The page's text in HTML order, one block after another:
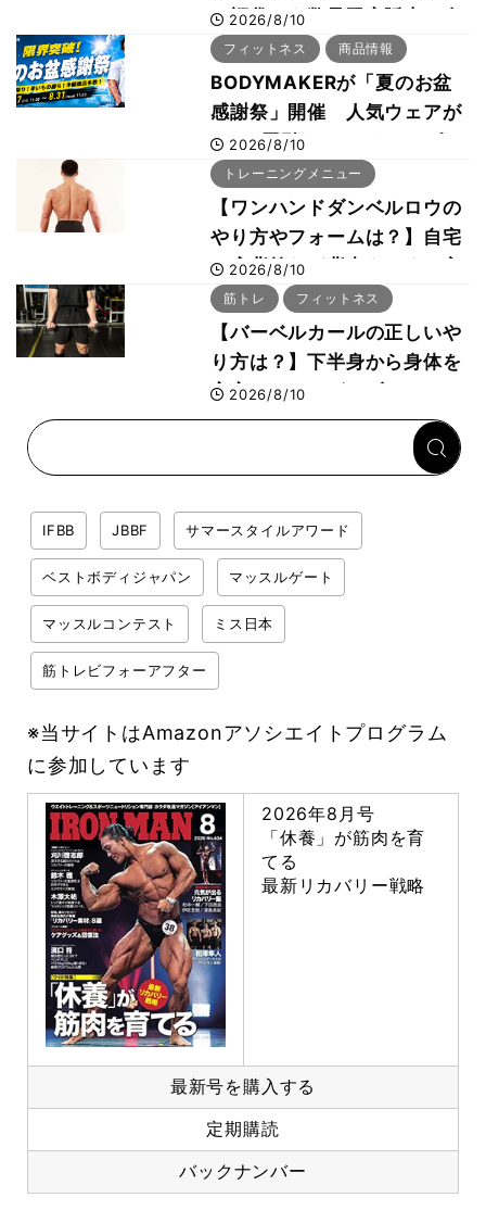
ー福袋」を数量限定販売 次
回使える1000円OFFクーポ
ンも
2026/8/10
フィットネス 商品情報
BODYMAKERが「夏のお盆
感謝祭」開催 人気ウェアが
1000円引き、UVクールポン
チョは半額の990円に
2026/8/10
トレーニングメニュー
【ワンハンドダンベルロウの
やり方やフォームは？】自宅
で広背筋など背中をつくる方
法をボディビル世界王者・鈴
木雅選手が解説
2026/8/10
筋トレ フィットネス
【バーベルカールの正しいや
り方は？】下半身から身体を
安定させるのがカギ！
2026/8/10
IFBB JBBF サマースタイルアワード
ベストボディジャパン マッスルゲート
マッスルコンテスト ミス日本
筋トレビフォーアフター
※当サイトはAmazonアソシエイトプログラム
に参加しています
2026年8月号
「休養」が筋肉を育
てる
最新リカバリー戦略
最新号を購入する
定期購読
バックナンバー